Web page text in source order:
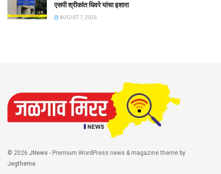
एसपी श्रीकांत धिवरे यांचा इशारा
AUGUST 7, 2026
© 2026 JNews - Premium WordPress news & magazine theme by
Jegtheme